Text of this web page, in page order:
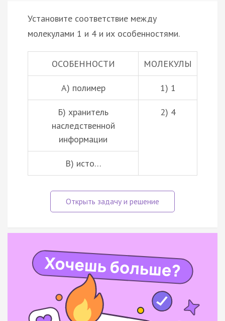
Установите соответствие между
молекулами 1 и 4 и их особенностями.
ОСОБЕННОСТИ МОЛЕКУЛЫ
А) полимер 1) 1
Б) хранитель
наследственной
информации
2) 4
В) исто…